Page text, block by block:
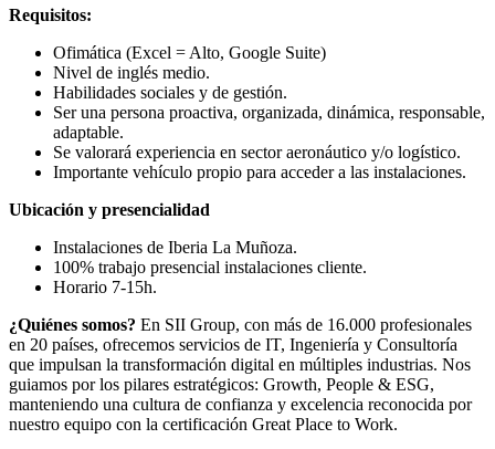
Requisitos:
Ofimática (Excel = Alto, Google Suite)
Nivel de inglés medio.
Habilidades sociales y de gestión.
Ser una persona proactiva, organizada, dinámica, responsable,
adaptable.
Se valorará experiencia en sector aeronáutico y/o logístico.
Importante vehículo propio para acceder a las instalaciones.
Ubicación y presencialidad
Instalaciones de Iberia La Muñoza.
100% trabajo presencial instalaciones cliente.
Horario 7-15h.
¿Quiénes somos? En SII Group, con más de 16.000 profesionales
en 20 países, ofrecemos servicios de IT, Ingeniería y Consultoría
que impulsan la transformación digital en múltiples industrias. Nos
guiamos por los pilares estratégicos: Growth, People & ESG,
manteniendo una cultura de confianza y excelencia reconocida por
nuestro equipo con la certificación Great Place to Work.